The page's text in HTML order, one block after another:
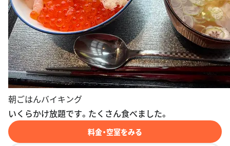
朝ごはんバイキング
いくらかけ放題です。たくさん食べました。
料金・空室をみる